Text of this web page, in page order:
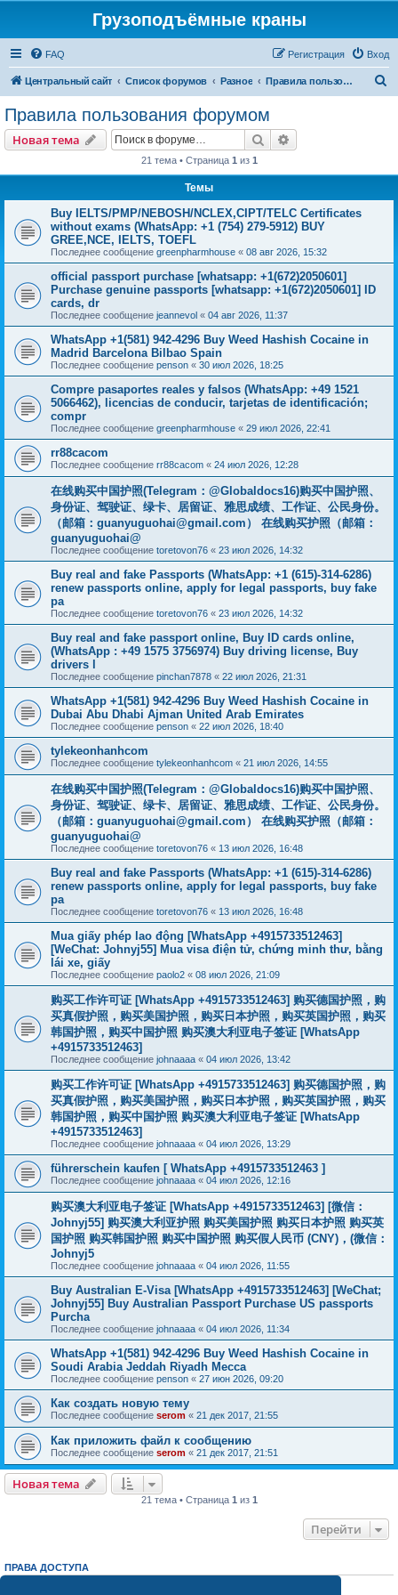
Грузоподъёмные краны
FAQ Вход
Регистрация
Центральный сайт Список форумов Разное Правила пользования форумом
Правила пользования форумом
Новая тема Поиск
21 тема • Страница 1 из 1
Темы
Buy IELTS/PMP/NEBOSH/NCLEX,CIPT/TELC Certificates
without exams (WhatsApp: +1 (754) 279-5912) BUY
GREE,NCE, IELTS, TOEFL
Последнее сообщение greenpharmhouse « 08 авг 2026, 15:32
official passport purchase [whatsapp: +1(672)2050601]
Purchase genuine passports [whatsapp: +1(672)2050601] ID
cards, dr
Последнее сообщение jeannevol « 04 авг 2026, 11:37
WhatsApp +1(581) 942-4296 Buy Weed Hashish Cocaine in
Madrid Barcelona Bilbao Spain
Последнее сообщение penson « 30 июл 2026, 18:25
Compre pasaportes reales y falsos (WhatsApp: +49 1521
5066462), licencias de conducir, tarjetas de identificación;
compr
Последнее сообщение greenpharmhouse « 29 июл 2026, 22:41
rr88cacom
Последнее сообщение rr88cacom « 24 июл 2026, 12:28
在线购买中国护照(Telegram：@Globaldocs16)购买中国护照、
身份证、驾驶证、绿卡、居留证、雅思成绩、工作证、公民身份。
（邮箱： guanyuguohai@gmail.com ） 在线购买护照（邮箱：
guanyuguohai@
Последнее сообщение toretovon76 « 23 июл 2026, 14:32
Buy real and fake Passports (WhatsApp: +1 (615)-314-6286)
renew passports online, apply for legal passports, buy fake
pa
Последнее сообщение toretovon76 « 23 июл 2026, 14:32
Buy real and fake passport online, Buy ID cards online,
(WhatsApp : +49 1575 3756974) Buy driving license, Buy
drivers l
Последнее сообщение pinchan7878 « 22 июл 2026, 21:31
WhatsApp +1(581) 942-4296 Buy Weed Hashish Cocaine in
Dubai Abu Dhabi Ajman United Arab Emirates
Последнее сообщение penson « 22 июл 2026, 18:40
tylekeonhanhcom
Последнее сообщение tylekeonhanhcom « 21 июл 2026, 14:55
在线购买中国护照(Telegram：@Globaldocs16)购买中国护照、
身份证、驾驶证、绿卡、居留证、雅思成绩、工作证、公民身份。
（邮箱： guanyuguohai@gmail.com ） 在线购买护照（邮箱：
guanyuguohai@
Последнее сообщение toretovon76 « 13 июл 2026, 16:48
Buy real and fake Passports (WhatsApp: +1 (615)-314-6286)
renew passports online, apply for legal passports, buy fake
pa
Последнее сообщение toretovon76 « 13 июл 2026, 16:48
Mua giấy phép lao động [WhatsApp +4915733512463]
[WeChat: Johnyj55] Mua visa điện tử, chứng minh thư, bằng
lái xe, giấy
Последнее сообщение paolo2 « 08 июл 2026, 21:09
购买工作许可证 [WhatsApp +4915733512463] 购买德国护照，购
买真假护照，购买美国护照，购买日本护照，购买英国护照，购买
韩国护照，购买中国护照 购买澳大利亚电子签证 [WhatsApp
+4915733512463]
Последнее сообщение johnaaaa « 04 июл 2026, 13:42
购买工作许可证 [WhatsApp +4915733512463] 购买德国护照，购
买真假护照，购买美国护照，购买日本护照，购买英国护照，购买
韩国护照，购买中国护照 购买澳大利亚电子签证 [WhatsApp
+4915733512463]
Последнее сообщение johnaaaa « 04 июл 2026, 13:29
führerschein kaufen [ WhatsApp +4915733512463 ]
Последнее сообщение johnaaaa « 04 июл 2026, 12:16
购买澳大利亚电子签证 [WhatsApp +4915733512463] [微信：
Johnyj55] 购买澳大利亚护照 购买美国护照 购买日本护照 购买英
国护照 购买韩国护照 购买中国护照 购买假人民币 (CNY)，(微信：
Johnyj5
Последнее сообщение johnaaaa « 04 июл 2026, 11:55
Buy Australian E-Visa [WhatsApp +4915733512463] [WeChat;
Johnyj55] Buy Australian Passport Purchase US passports
Purcha
Последнее сообщение johnaaaa « 04 июл 2026, 11:34
WhatsApp +1(581) 942-4296 Buy Weed Hashish Cocaine in
Soudi Arabia Jeddah Riyadh Mecca
Последнее сообщение penson « 27 июн 2026, 09:20
Как создать новую тему
Последнее сообщение serom « 21 дек 2017, 21:55
Как приложить файл к сообщению
Последнее сообщение serom « 21 дек 2017, 21:51
Новая тема
21 тема • Страница 1 из 1
Перейти
ПРАВА ДОСТУПА